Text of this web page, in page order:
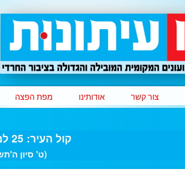
מפת הפצה אודותינו צור קשר
קול העיר: 25 למאי 2026
(ט' סיון